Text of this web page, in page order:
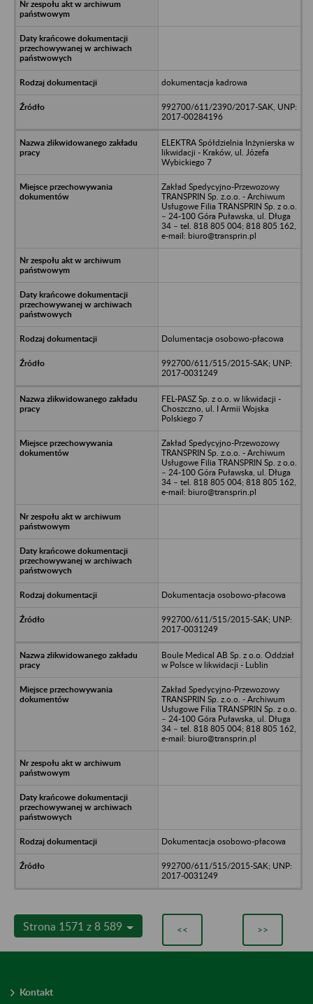
dokumentacja kadrowa
992700/611/2390/2017-SAK, UNP:
2017-00284196
ELEKTRA Spółdzielnia Inżynierska w
likwidacji - Kraków, ul. Józefa
Wybickiego 7
Zakład Spedycyjno-Przewozowy
TRANSPRIN Sp. z.o.o. - Archiwum
Usługowe Filia TRANSPRIN Sp. z o.o.
– 24-100 Góra Puławska, ul. Długa
34 – tel. 818 805 004; 818 805 162,
e-mail: biuro@transprin.pl
Dolumentacja osobowo-płacowa
992700/611/515/2015-SAK; UNP:
2017-0031249
FEL-PASZ Sp. z o.o. w likwidacji -
Choszczno, ul. I Armii Wojska
Polskiego 7
Zakład Spedycyjno-Przewozowy
TRANSPRIN Sp. z.o.o. - Archiwum
Usługowe Filia TRANSPRIN Sp. z o.o.
– 24-100 Góra Puławska, ul. Długa
34 – tel. 818 805 004; 818 805 162,
e-mail: biuro@transprin.pl
Dokumentacja osobowo-płacowa
992700/611/515/2015-SAK; UNP:
2017-0031249
Boule Medical AB Sp. z o.o. Oddział
w Polsce w likwidacji - Lublin
Zakład Spedycyjno-Przewozowy
TRANSPRIN Sp. z.o.o. - Archiwum
Usługowe Filia TRANSPRIN Sp. z o.o.
– 24-100 Góra Puławska, ul. Długa
34 – tel. 818 805 004; 818 805 162,
e-mail: biuro@transprin.pl
Dokumentacja osobowo-płacowa
992700/611/515/2015-SAK; UNP:
2017-0031249
Strona 1571 z 8 589 << >>
Kontakt